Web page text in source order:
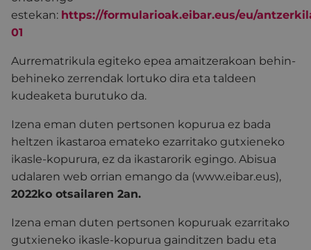
estekan: https://formularioak.eibar.eus/eu/antzerki
01
Aurrematrikula egiteko epea amaitzerakoan behin-
behineko zerrendak lortuko dira eta taldeen
kudeaketa burutuko da.
Izena eman duten pertsonen kopurua ez bada
heltzen ikastaroa emateko ezarritako gutxieneko
ikasle-kopurura, ez da ikastarorik egingo. Abisua
udalaren web orrian emango da (www.eibar.eus),
2022ko otsailaren 2an.
Izena eman duten pertsonen kopuruak ezarritako
gutxieneko ikasle-kopurua gainditzen badu eta